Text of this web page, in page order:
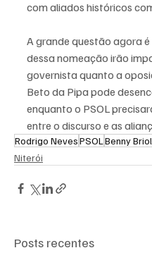
com aliados históricos
A grande questão agora
dessa nomeação irão
governista quanto a
Beto da Pipa pode
enquanto o PSOL
entre o discurso e as
Rodrigo NevesPSOL Benny
Niterói
Posts recentes